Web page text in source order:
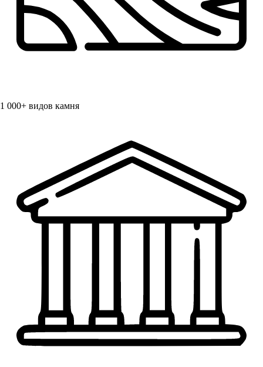
1 000+ видов камня